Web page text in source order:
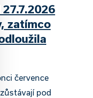
27.7.2026
zatímco
července
pod